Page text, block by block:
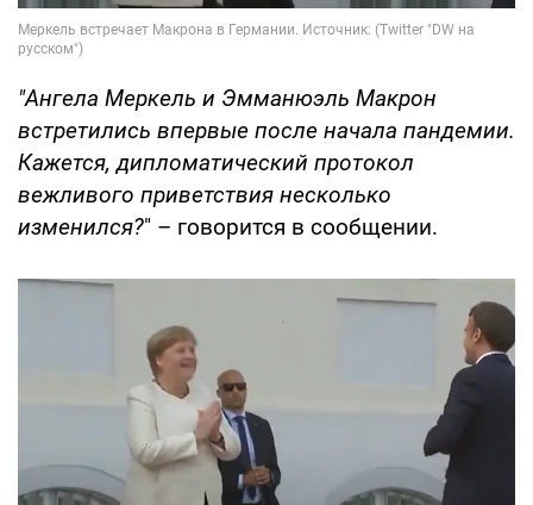
"Ангела Меркель и Эмманюэль Макрон
встретились впервые после начала пандемии.
Кажется, дипломатический протокол
вежливого приветствия несколько
изменился?" – говорится в сообщении.